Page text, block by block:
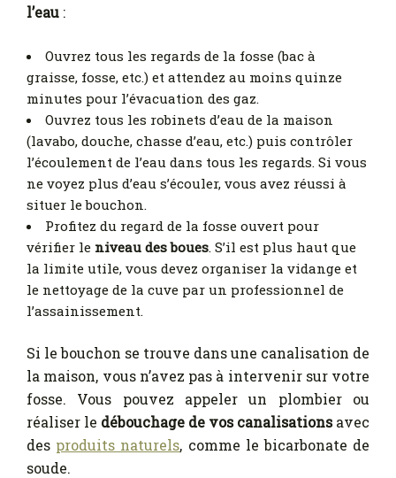
l’eau :
Ouvrez tous les regards de la fosse (bac à
graisse, fosse, etc.) et attendez au moins quinze
minutes pour l’évacuation des gaz.
Ouvrez tous les robinets d’eau de la maison
(lavabo, douche, chasse d’eau, etc.) puis contrôler
l’écoulement de l’eau dans tous les regards. Si vous
ne voyez plus d’eau s’écouler, vous avez réussi à
situer le bouchon.
Profitez du regard de la fosse ouvert pour
vérifier le niveau des boues. S’il est plus haut que
la limite utile, vous devez organiser la vidange et
le nettoyage de la cuve par un professionnel de
l’assainissement.
Si le bouchon se trouve dans une canalisation de
la maison, vous n’avez pas à intervenir sur votre
fosse. Vous pouvez appeler un plombier ou
réaliser le débouchage de vos canalisationsavec
des produits naturels, comme le bicarbonate de
soude.